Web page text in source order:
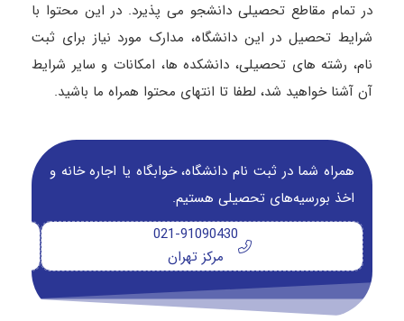
در تمام مقاطع تحصیلی دانشجو می پذیرد. در این محتوا با
شرایط تحصیل در این دانشگاه، مدارک مورد نیاز برای ثبت
نام، رشته های تحصیلی، دانشکده ها، امکانات و سایر شرایط
آن آشنا خواهید شد، لطفا تا انتهای محتوا همراه ما باشید.
همراه شما در ثبت نام دانشگاه‌، خوابگاه یا اجاره خانه و
اخذ بورسیه‌های تحصیلی هستیم.
021-91090430
مرکز تهران